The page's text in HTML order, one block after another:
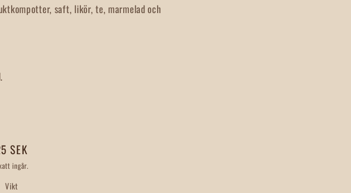
saft, likör, te, marmelad och
SEK
ingår.
Vikt